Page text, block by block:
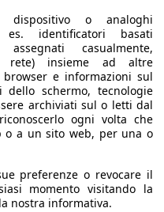
(120 PS)
h
dispositivo o analoghi
identificatori basati
assegnati casualmente,
rete) insieme ad altre
e informazioni sul
dello schermo, tecnologie
archiviati sul o letti dal
ogni volta che
o a un sito web, per una o
preferenze o revocare il
momento visitando la
nostra informativa.